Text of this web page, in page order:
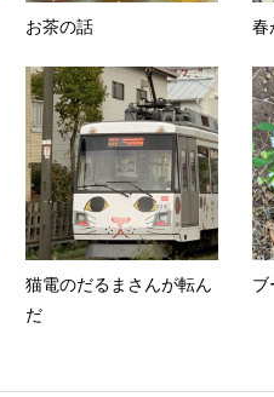
お茶の話 春
猫電のだるまさんが転ん
だ
ブ